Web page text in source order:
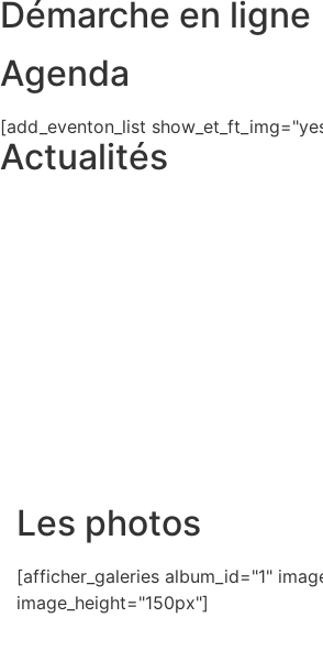
Démarche en ligne
Agenda
[add_eventon_list
Actualités
Les photos
[afficher_galeries album_id="1"
image_height="150px"]